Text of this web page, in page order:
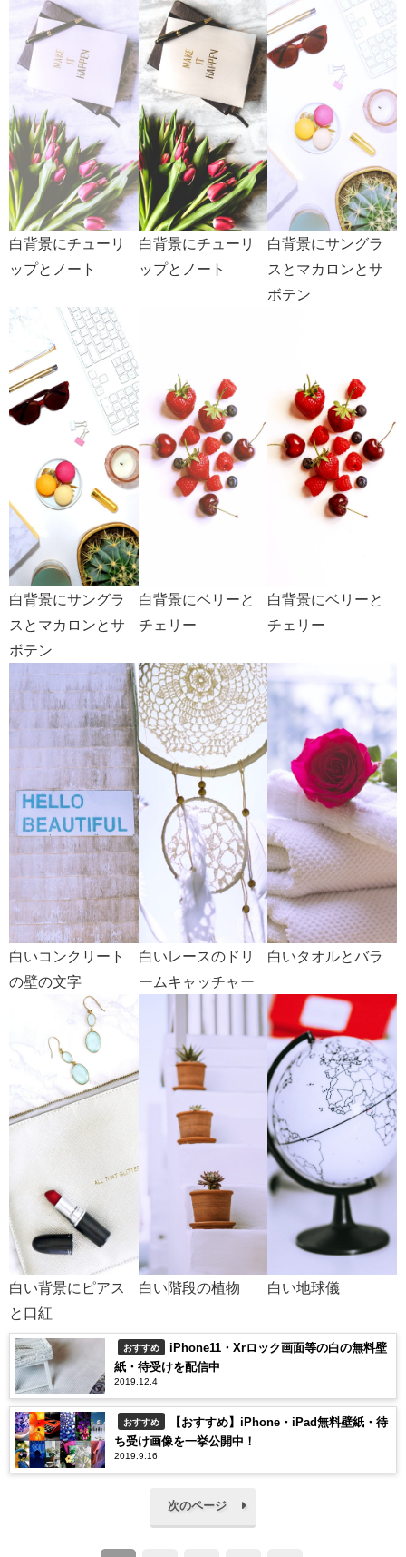
白背景にチューリ
ップとノート
白背景にチューリ
ップとノート
白背景にサングラ
スとマカロンとサ
ボテン
白背景にサングラ
スとマカロンとサ
ボテン
白背景にベリーと
チェリー
白背景にベリーと
チェリー
白いコンクリート
の壁の文字
白いレースのドリ
ームキャッチャー
白いタオルとバラ
白い背景にピアス
と口紅
白い階段の植物 白い地球儀
おすすめ
iPhone11・Xrロック画面等の白の無料壁
紙・待受けを配信中
2019.12.4
おすすめ
【おすすめ】iPhone・iPad無料壁紙・待
ち受け画像を一挙公開中！
2019.9.16
次のページ